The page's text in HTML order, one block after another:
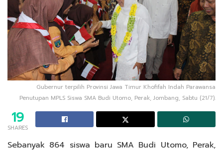
Gubernur terpilih Provinsi Jawa Timur Khofifah Indah Parawansa
Penutupan MPLS Siswa SMA Budi Utomo, Perak, Jombang, Sabtu (21/7).
19
SHARES
Sebanyak 864 siswa baru SMA Budi Utomo, Perak,